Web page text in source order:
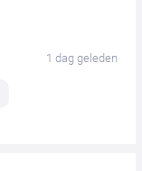
1 dag geleden